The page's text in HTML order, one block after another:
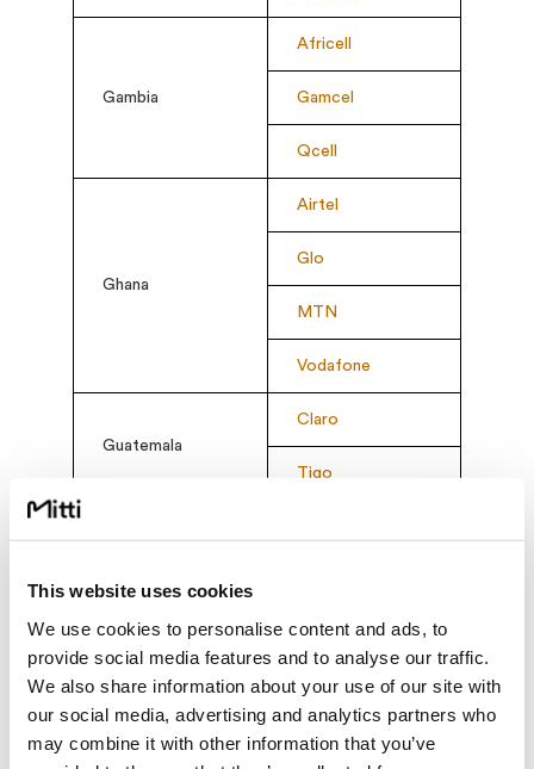
This website uses cookies
We use cookies to personalise content and ads, to
provide social media features and to analyse our traffic.
We also share information about your use of our site with
our social media, advertising and analytics partners who
may combine it with other information that you’ve
Gambia
Africell
Gamcel
Qcell
Ghana
Airtel
Glo
MTN
Vodafone
Guatemala
Claro
Tigo
Guinea
Orange
Guyana
Digicel
GTT